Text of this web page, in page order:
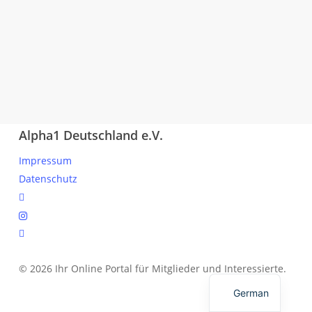
Alpha1 Deutschland e.V.
Impressum
Datenschutz
linkedin
instagram
spotify
© 2026 Ihr Online Portal für Mitglieder und Interessierte.
German
English